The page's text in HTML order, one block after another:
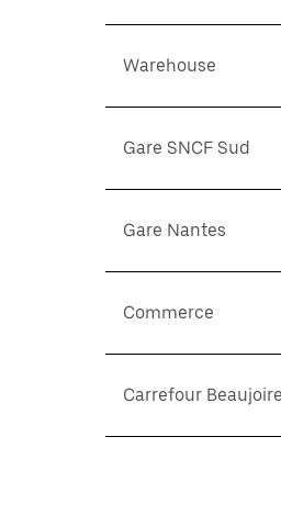
Warehouse
Gare SNCF Sud
Gare Nantes
Commerce
Carrefour Beaujoire